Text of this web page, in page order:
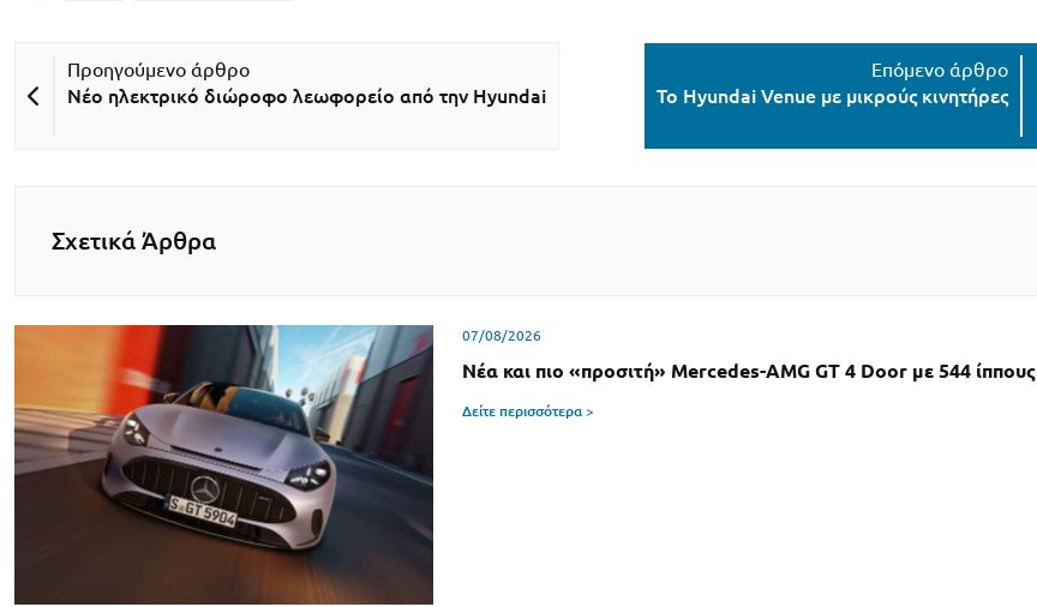
Νέο ηλεκτρικό διώροφο λεωφορείο από την Hyundai To Hyundai Venue με μικρούς κινητήρες
Σχετικά Άρθρα
07/08/2026
Νέα και πιο «προσιτή» Mercedes-AMG GT 4 Door με 544 ίππους
Δείτε περισσότερα >